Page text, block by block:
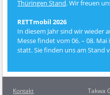
Thüringen Stand. Wir freuen
RETTmobil 2026
In diesem Jahr sind wir wieder
Messe findet vom 06. – 08.
statt. Sie finden uns am Stand
Kontakt
Takwa